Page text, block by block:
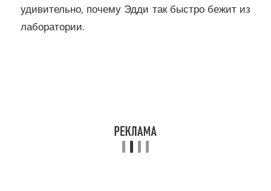
удивительно, почему Эдди так быстро бежит из
лаборатории.